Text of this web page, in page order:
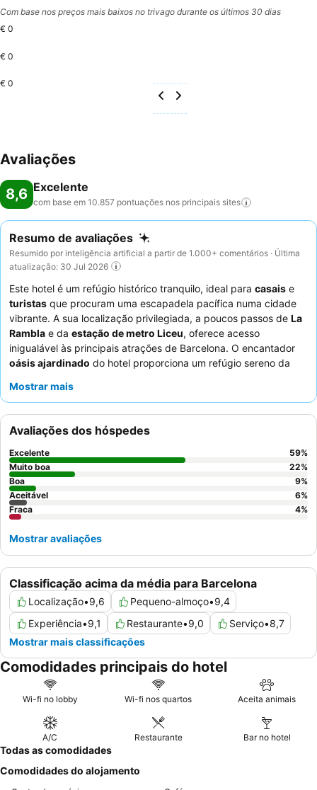
Com base nos preços mais baixos no trivago durante os últimos 30 dias
€ 0
€ 0
€ 0
Avaliações
8,6 Excelente
com base em 10.857 pontuações nos principais sites
Resumo de avaliações
Resumido por inteligência artificial a partir de 1.000+ comentários · Última
atualização: 30 Jul 2026
Este hotel é um refúgio histórico tranquilo, ideal para casais e
turistas que procuram uma escapadela pacífica numa cidade
vibrante. A sua localização privilegiada, a poucos passos de La
Rambla e da estação de metro Liceu, oferece acesso
inigualável às principais atrações de Barcelona. O encantador
oásis ajardinado do hotel proporciona um refúgio sereno da
excecionalstaff e serviço
opções frescas e de alta qualidade. Para uma estadia mais
tranquila, considere solicitar um quarto com vista para o pátio
interior.
Mostrar mais
Classificação acima da média para Barcelona
Localização•9,6 Pequeno-almoço•9,4
Experiência•9,1 Restaurante•9,0 Serviço•8,7
Mostrar mais classificações
Avaliações dos hóspedes
Excelente 59%
Muito boa
22%
Boa
9%
Aceitável
6%
Fraca
4%
Mostrar avaliações
Comodidades principais do hotel
Wi-fi no lobby Wi-fi nos quartos Aceita animais
A/C Restaurante Bar no hotel
Todas as comodidades
Comodidades do alojamento